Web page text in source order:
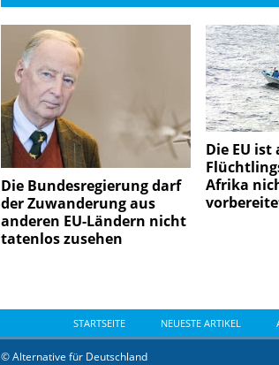
Die Bundesregierung darf
der Zuwanderung aus
anderen EU-Ländern nicht
tatenlos zusehen
Die EU
Afrika
STARTSEITE NEUESTE ARTIKEL
© Alternative für Deutschland